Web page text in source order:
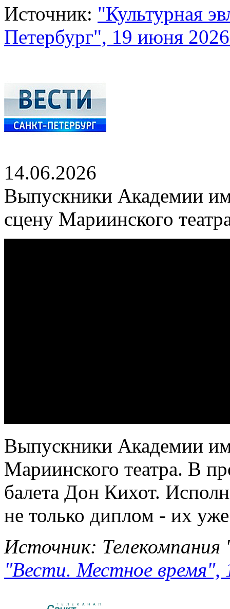
Источник: "Культурная
Петербург", 19 июня 2026
14.06.2026
Выпускники Академии
сцену Мариинского
Выпускники Академии
Мариинского театра. В
балета Дон Кихот.
не только диплом - их
Источник:
"Вести. Местное время",